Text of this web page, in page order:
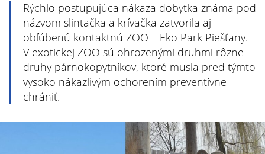
Rýchlo postupujúca nákaza dobytka známa pod
názvom slintačka a krívačka zatvorila aj
obľúbenú kontaktnú ZOO – Eko Park Piešťany.
V exotickej ZOO sú ohrozenými druhmi rôzne
druhy párnokopytníkov, ktoré musia pred týmto
vysoko nákazlivým ochorením preventívne
chrániť.